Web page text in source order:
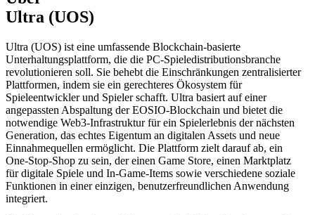
Ultra (UOS)
Ultra (UOS) ist eine umfassende Blockchain-basierte
Unterhaltungsplattform, die die PC-Spieledistributionsbranche
revolutionieren soll. Sie behebt die Einschränkungen zentralisierter
Plattformen, indem sie ein gerechteres Ökosystem für
Spieleentwickler und Spieler schafft. Ultra basiert auf einer
angepassten Abspaltung der EOSIO-Blockchain und bietet die
notwendige Web3-Infrastruktur für ein Spielerlebnis der nächsten
Generation, das echtes Eigentum an digitalen Assets und neue
Einnahmequellen ermöglicht. Die Plattform zielt darauf ab, ein
One-Stop-Shop zu sein, der einen Game Store, einen Marktplatz
für digitale Spiele und In-Game-Items sowie verschiedene soziale
Funktionen in einer einzigen, benutzerfreundlichen Anwendung
integriert.